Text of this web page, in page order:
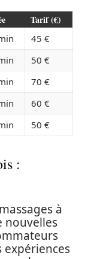
Tarif (€)
45 €
50 €
70 €
60 €
50 €
:
à
nouvelles
expériences